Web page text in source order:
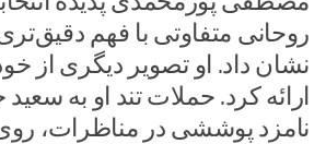
روحانی متفاوتی با فهم
نشان داد. او تصویر دیگری از
ارائه کرد. حملات تند او به
نامزد پوششی در مناظرات،